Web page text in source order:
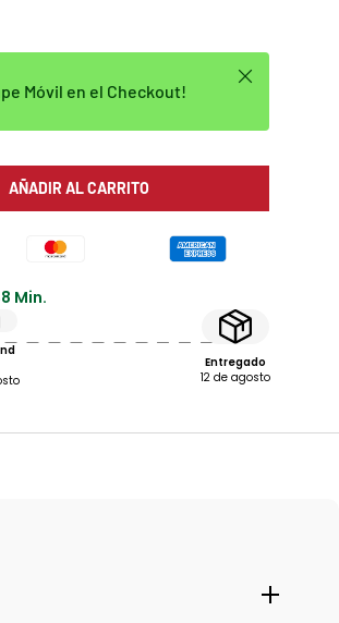
Móvil en el Checkout!
Cerrar
AÑADIR AL CARRITO
Min.
Entregado
12 de agosto